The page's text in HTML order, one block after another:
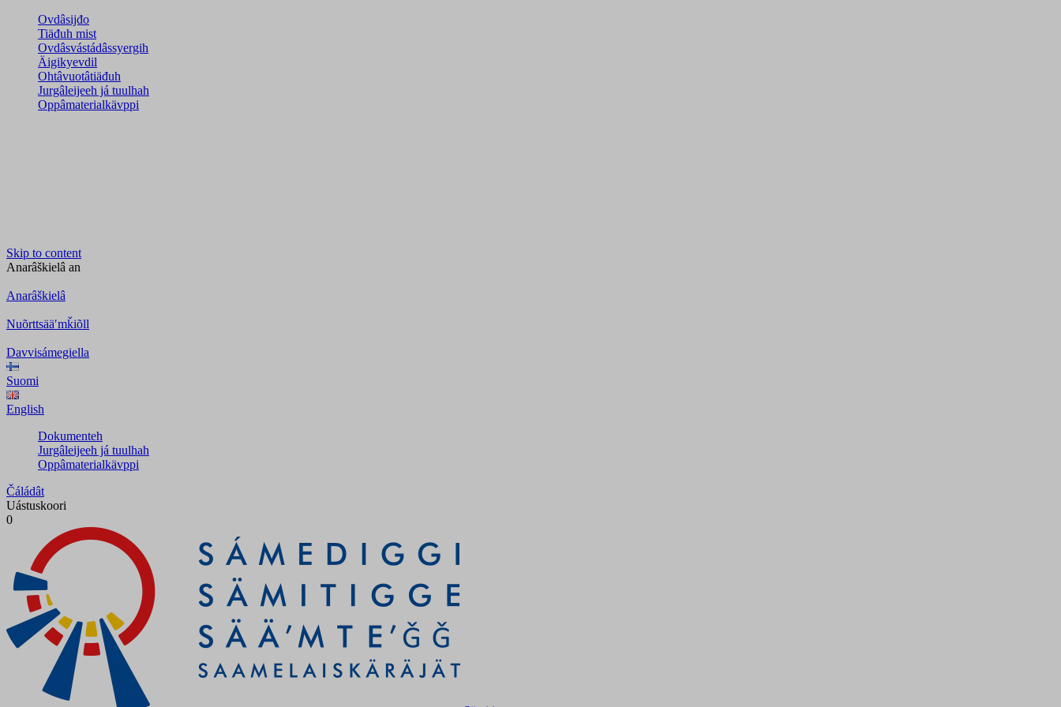
Ovdâsijđo
Tiäđuh mist
Ovdâsvástádâssyergih
Äigikyevdil
Ohtâvuotâtiäđuh
Jurgâleijeeh já tuulhah
Oppâmaterialkävppi
Skip to content
Anarâškielâ an
Anarâškielâ
Nuõrttsääʹmǩiõll
Davvisámegiella
Suomi
English
Dokumenteh
Jurgâleijeeh já tuulhah
Oppâmaterialkävppi
Čáládât
Uástuskoori
0